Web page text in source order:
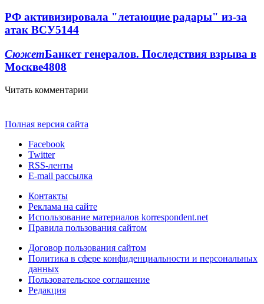
РФ активизировала "летающие радары" из-за
атак ВСУ5144
СюжетБанкет генералов. Последствия взрыва в
Москве4808
Читать комментарии
Полная версия сайта
Facebook
Twitter
RSS-ленты
E-mail рассылка
Контакты
Реклама на сайте
Использование материалов korrespondent.net
Правила пользования сайтом
Договор пользования сайтом
Политика в сфере конфиденциальности и персональных
данных
Пользовательское соглашение
Редакция